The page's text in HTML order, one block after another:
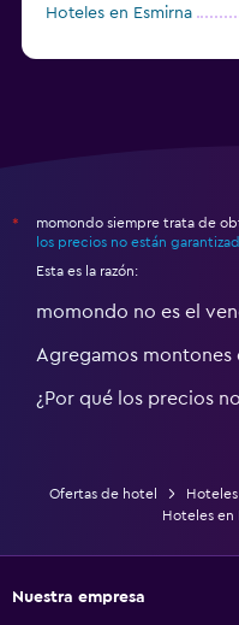
Hoteles en Esmirna
*
momondo siempre trata de
los precios no están
Esta es la razón:
momondo no es el
Agregamos montones
¿Por qué los precios
Ofertas de hotel
Hoteles en
Nuestra empresa